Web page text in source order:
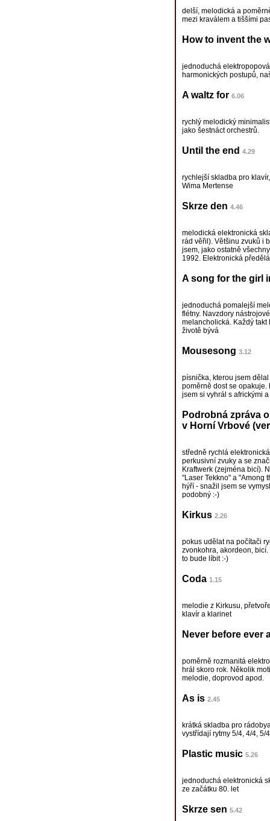
delší, melodická a
mezi kraválem a tiššími
How to invent the
jednoduchá
harmonických postupů,
A waltz for 6.06
rychlý melodický
jako šestnáct orchestrů.
Until the end 4.29
rychlejší skladba pro
Wima Mertense
Skrze den 4.46
melodická elektronická
rád věřil). Většinu zvuků i
jsem, jako ostatně
1992. Elektronická
A song for the girl
jednoduchá pomalejší
flétny. Navzdory
melancholická. Každý
životě bývá
Mousesong 3.12
písnička, kterou jsem
poměrně dost se opakuje.
jsem si vyhrál s africkými
Podrobná zpráva
v Horní Vrbové
středně rychlá
perkusivní zvuky a se
Kraftwerk (zejména bicí).
"Laser Tekkno" a "Among
hýří - snažil jsem se
podobný :-)
Kirkus 2.26
pokus udělat na počítači
zvonkohra, akordeon,
to bude líbit :-)
Coda 1.15
melodie z Kirkusu,
klavír a klarinet
Never before ever
poměrně rozmanitá
hrál skoro rok. Několik
melodie, doprovod apod.
As is 2.45
krátká skladba pro
vystřídají rytmy 5/4, 4/4, 5/
Plastic music 5.26
jednoduchá elektronická
ze začátku 80. let
Skrze sen 5.42